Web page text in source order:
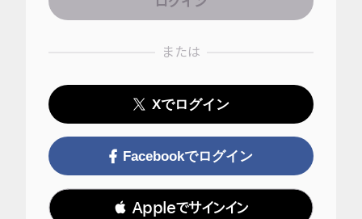
または
Xでログイン
Facebookでログイン
 Appleでサインイン